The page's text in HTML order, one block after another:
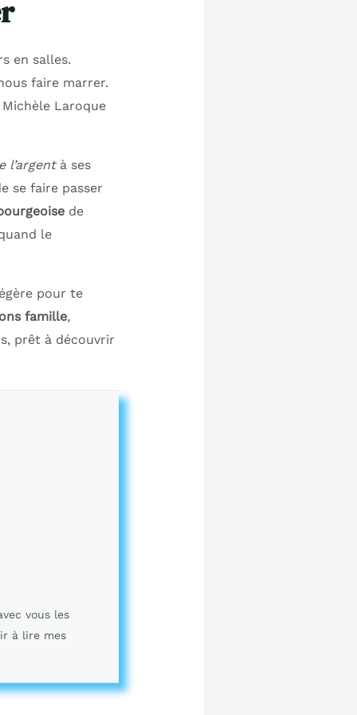
en salles.
faire marrer.
Laroque
l’argentà ses
se faire passer
de
le
pour te
famille,
prêt à découvrir
vous les
à lire mes